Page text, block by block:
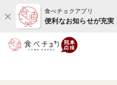
食べチョクアプリ
便利なお知らせが充実